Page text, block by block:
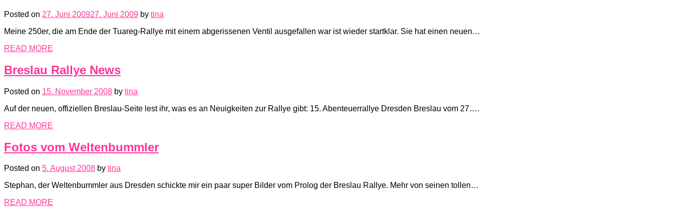
Posted on 27. Juni 200927. Juni 2009 by tina
Meine 250er, die am Ende der Tuareg-Rallye mit einem abgerissenen Ventil ausgefallen war ist wieder startklar. Sie hat einen neuen…
READ MORE
Breslau Rallye News
Posted on 15. November 2008 by tina
Auf der neuen, offiziellen Breslau-Seite lest ihr, was es an Neuigkeiten zur Rallye gibt: 15. Abenteuerrallye Dresden Breslau vom 27….
READ MORE
Fotos vom Weltenbummler
Posted on 5. August 2008 by tina
Stephan, der Weltenbummler aus Dresden schickte mir ein paar super Bilder vom Prolog der Breslau Rallye. Mehr von seinen tollen…
READ MORE